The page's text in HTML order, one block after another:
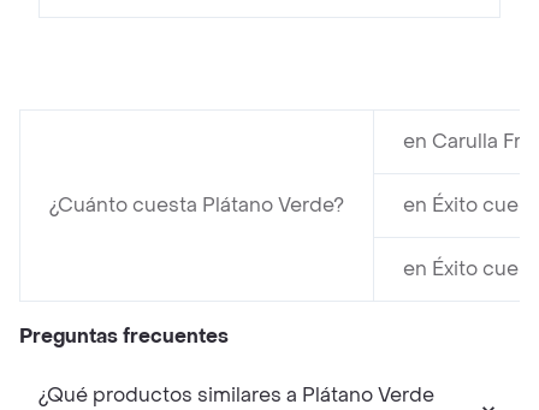
¿Cuánto cuesta Plátano Verde?
en Carulla
en Éxito
en Éxito
Preguntas frecuentes
¿Qué productos similares a Plátano Verde